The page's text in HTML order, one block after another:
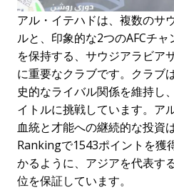
アル・イテハドは、複数のサ
ルと、印象的な2つのAFCチ
を保持する、サウジアラビア
に重要なクラブです。クラブ
史的なライバル関係を維持し
イトルに挑戦しています。ア
血統と才能への継続的な投
Rankingで1543ポイントを獲
かるように、アジアを代表す
位を保証しています。